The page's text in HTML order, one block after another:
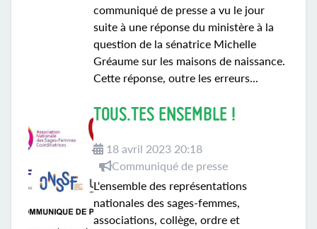
communiqué de presse a vu le jour
suite à une réponse du ministère à la
question de la sénatrice Michelle
Gréaume sur les maisons de naissance.
Cette réponse, outre les erreurs...
TOUS.TES ENSEMBLE !
18 avril 2023 20:18
Communiqué de presse
L'ensemble des représentations
nationales des sages-femmes,
associations, collège, ordre et